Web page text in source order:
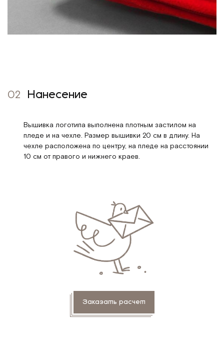
02 Нанесение
Вышивка логотипа выполнена плотным застилом на
пледе и на чехле. Размер вышивки 20 см в длину. На
чехле расположена по центру, на пледе на расстоянии
10 см от правого и нижнего краев.
Заказать расчет